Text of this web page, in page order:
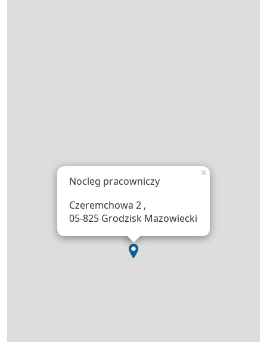
Nocleg pracowniczy
Czeremchowa 2 ,
05-825 Grodzisk Mazowiecki
×